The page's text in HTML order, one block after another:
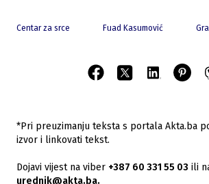
Centar za srce Fuad Kasumović
*Pri preuzimanju teksta s portala Akta.ba
izvor i linkovati tekst.
Dojavi vijest na viber +387 60 331 55 03 ili
urednik@akta.ba.